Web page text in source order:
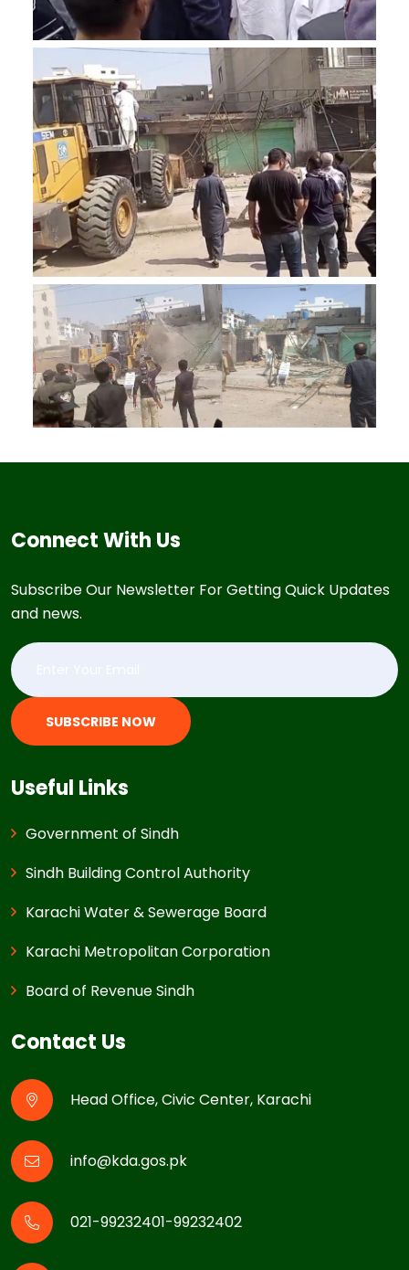
Connect With Us
Subscribe Our Newsletter For Getting Quick Updates
and news.
SUBSCRIBE NOW
Useful Links
Government of Sindh
Sindh Building Control Authority
Karachi Water & Sewerage Board
Karachi Metropolitan Corporation
Board of Revenue Sindh
Contact Us
Head Office, Civic Center, Karachi
info@kda.gos.pk
021-99232401-99232402